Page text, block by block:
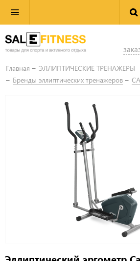
Главная
ЭЛЛИПТИЧЕСКИЕ ТРЕНАЖЕРЫ
Бренды эллиптических тренажеров